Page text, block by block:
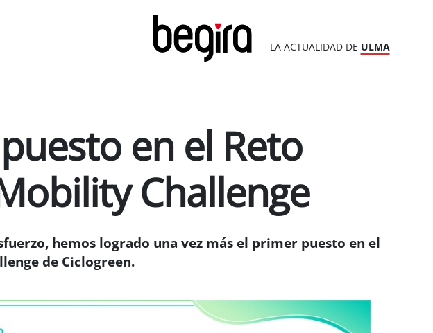
LA ACTUALIDAD DE ULMA
en el Reto
Challenge
hemos logrado una vez más el primer puesto en el
de Ciclogreen.